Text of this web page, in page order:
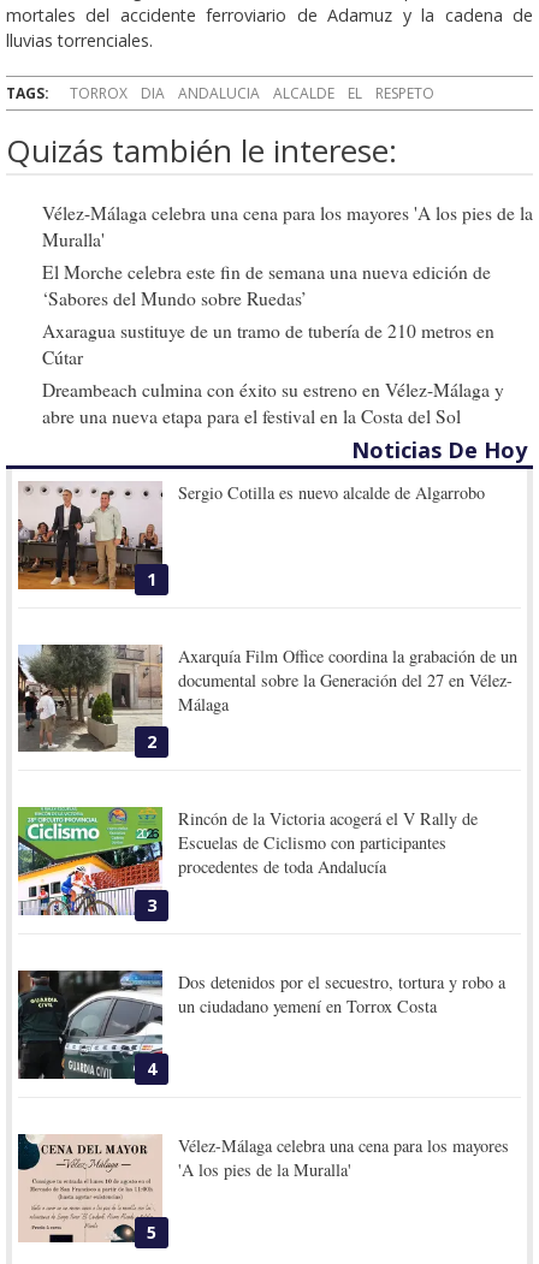
mortales del accidente ferroviario de Adamuz y la cadena de
lluvias torrenciales.
TAGS: TORROX DIA ANDALUCIA ALCALDE EL RESPETO
Quizás también le interese:
Vélez-Málaga celebra una cena para los mayores 'A los pies de la
Muralla'
El Morche celebra este fin de semana una nueva edición de
‘Sabores del Mundo sobre Ruedas’
Axaragua sustituye de un tramo de tubería de 210 metros en
Cútar
Dreambeach culmina con éxito su estreno en Vélez-Málaga y
abre una nueva etapa para el festival en la Costa del Sol
Noticias De Hoy
1
Sergio Cotilla es nuevo alcalde de Algarrobo
2
Axarquía Film Office coordina la grabación de un
documental sobre la Generación del 27 en Vélez-
Málaga
3
Rincón de la Victoria acogerá el V Rally de
Escuelas de Ciclismo con participantes
procedentes de toda Andalucía
4
Dos detenidos por el secuestro, tortura y robo a
un ciudadano yemení en Torrox Costa
5
Vélez-Málaga celebra una cena para los mayores
'A los pies de la Muralla'